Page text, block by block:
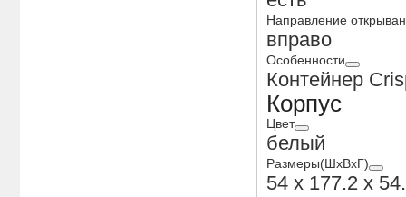
Направление
вправо
Особенности
Контейнер
Корпус
Цвет
белый
Размеры(ШхВхГ)
54 х 177.2 х